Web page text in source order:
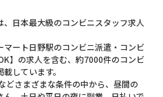
日本最大級のコンビニスタッフ求人
ート日野駅のコンビニ派遣・コンビ
】の求人を含む、約7000件のコンビ
しています。
どさまざまな条件の中から、昼間の